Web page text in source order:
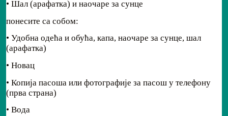
• Шал (арафатка) и наочаре за сунце
понесите са собом:
• Удобна одећа и обућа, капа, наочаре за сунце, шал
(арафатка)
• Новац
• Копија пасоша или фотографије за пасош у телефону
(прва страна)
• Вода